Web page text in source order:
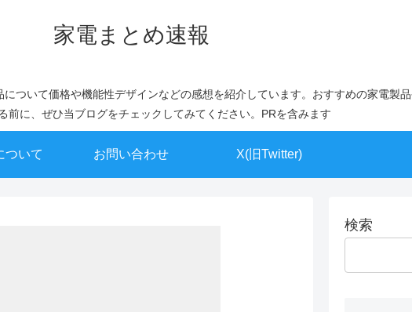
家電まとめ速報
ついて価格や機能性デザインなどの感想を紹介しています。おすすめの家電製
前に、ぜひ当ブログをチェックしてみてください。PRを含みます
ついて お問い合わせ X(旧Twitter)
検索